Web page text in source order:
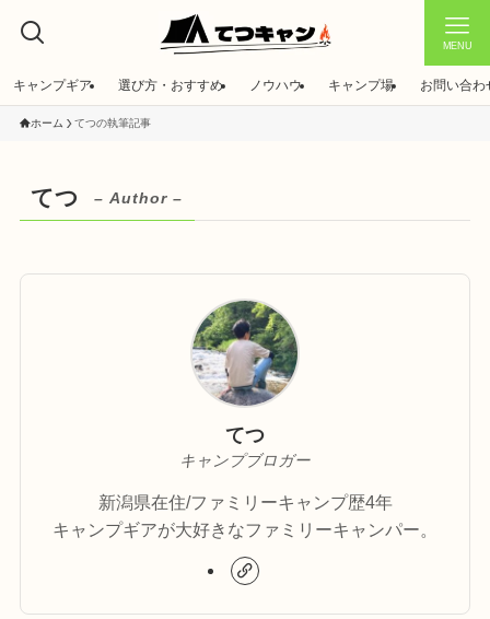
MENU
キャンプギア 選び方・おすすめ ノウハウ キャンプ場 お問い合わ
ホーム てつの執筆記事
てつ – Author –
てつ
キャンプブロガー
新潟県在住/ファミリーキャンプ歴4年
キャンプギアが大好きなファミリーキャンパー。